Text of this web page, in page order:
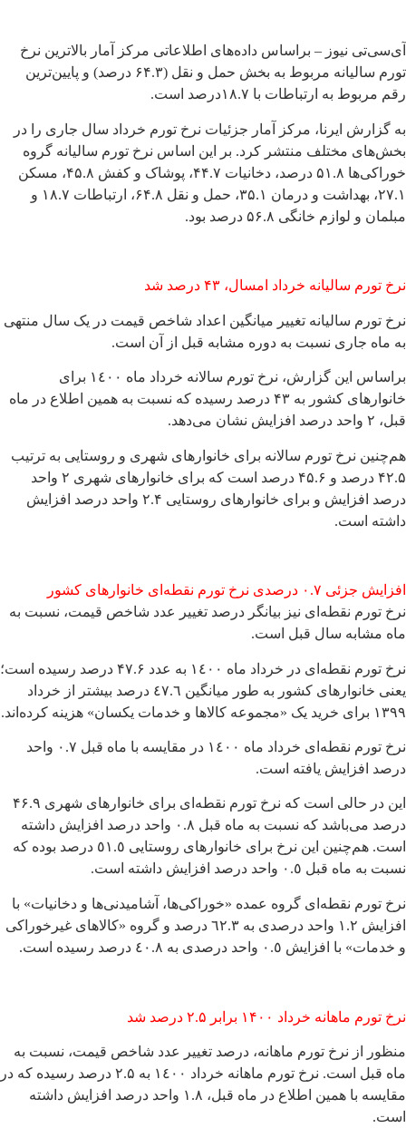
آی‌سی‌تی نیوز – براساس داده‌های اطلاعاتی مرکز آمار بالاترین نرخ
تورم سالیانه مربوط به بخش حمل و نقل (۶۴.۳ درصد) و پایین‌ترین
رقم مربوط به ارتباطات با ۱۸.۷درصد است.
به گزارش ایرنا، مرکز آمار جزئیات نرخ تورم خرداد سال جاری را در
بخش‌های مختلف منتشر کرد. بر این اساس نرخ تورم سالیانه گروه
خوراکی‌ها ۵۱.۸ درصد، دخانیات ۴۴.۷، پوشاک و کفش ۴۵.۸، مسکن
۲۷.۱، بهداشت و درمان ۳۵.۱، حمل و نقل ۶۴.۸، ارتباطات ۱۸.۷ و
مبلمان و لوازم خانگی ۵۶.۸ درصد بود.
نرخ تورم سالیانه خرداد امسال، ۴۳ درصد شد
نرخ تورم سالیانه تغییر میانگین اعداد شاخص قیمت در یک سال منتهی
به ماه جاری نسبت به دوره مشابه قبل از آن است.
براساس این گزارش، نرخ تورم سالانه خرداد ماه ١٤٠٠ برای
خانوارهای کشور به ۴۳ درصد رسیده که نسبت به همین اطلاع در ماه
قبل، ۲ واحد درصد افزایش نشان می‌دهد.
هم‌چنین نرخ تورم سالانه برای خانوارهای شهری و روستایی به ترتیب
۴۲.۵ درصد و ۴۵.۶ درصد است که برای خانوارهای شهری ۲ واحد
درصد افزایش و برای خانوارهای روستایی ۲.۴ واحد درصد افزایش
داشته است.
افزایش جزئی ۰.۷ درصدی نرخ تورم نقطه‌ای خانوارهای کشور
نرخ تورم نقطه‌ای نیز بیانگر درصد تغییر عدد شاخص قیمت، نسبت به
ماه مشابه سال قبل است.
نرخ تورم نقطه‌ای در خرداد ماه ١٤٠٠ به عدد ۴۷.۶ درصد رسیده است؛
یعنی خانوارهای کشور به طور میانگین ٤٧.٦ درصد بیشتر از خرداد
١٣٩٩ برای خرید یک «مجموعه کالاها و خدمات یکسان» هزینه کرده­‌اند.
نرخ تورم نقطه‌ای خرداد ماه ١٤٠٠ در مقایسه با ماه قبل ۰.۷ واحد
درصد افزایش یافته است.
این در حالی است که نرخ تورم نقطه‌ای برای خانوارهای شهری ۴۶.۹
درصد می‌باشد که نسبت به ماه قبل ٠.٨ واحد درصد افزایش داشته
است. هم‌چنین این نرخ برای خانوارهای روستایی ٥١.٥ درصد بوده که
نسبت به ماه قبل ٠.٥ واحد درصد افزایش داشته است.
نرخ تورم نقطه‌ای گروه عمده «خوراکی‌ها، آشامیدنی­‌ها و دخانیات» با
افزایش ١.٢ واحد درصدی به ٦٢.٣ درصد و گروه «کالاهای غیرخوراکی
و خدمات» با افزایش ٠.٥ واحد درصدی به ٤٠.٨ درصد رسیده است.
نرخ تورم ماهانه خرداد ۱۴۰۰ برابر ۲.۵ درصد شد
منظور از نرخ تورم ماهانه، درصد تغییر عدد شاخص قیمت، نسبت به
ماه قبل است. نرخ تورم ماهانه خرداد ١٤٠٠ به ۲.۵ درصد رسیده که در
مقایسه با همین اطلاع در ماه قبل، ١.٨ واحد درصد افزایش داشته
است.